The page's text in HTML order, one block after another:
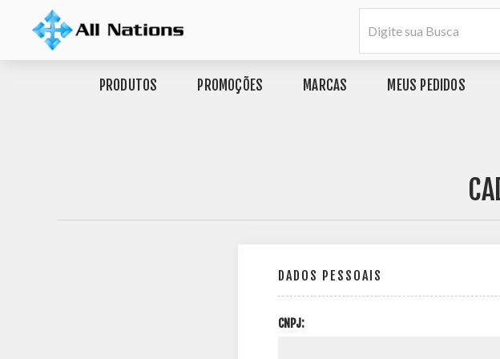
PRODUTOS PROMOÇÕES MARCAS MEUS PEDIDOS
DADOS PESSOAIS
CNPJ: